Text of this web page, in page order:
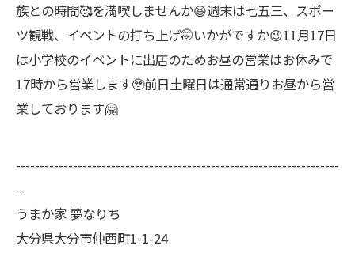
族との時間🥰を満喫しませんか😆週末は七五三、スポー
ツ観戦、イベントの打ち上げ🤭いかがですか😉11月17日
は小学校のイベントに出店のためお昼の営業はお休みで
17時から営業します🥹前日土曜日は通常通りお昼から営
業しております🤗
--------------------------------------------------------------------
--
うまか家 夢なりち
大分県大分市仲西町1-1-24